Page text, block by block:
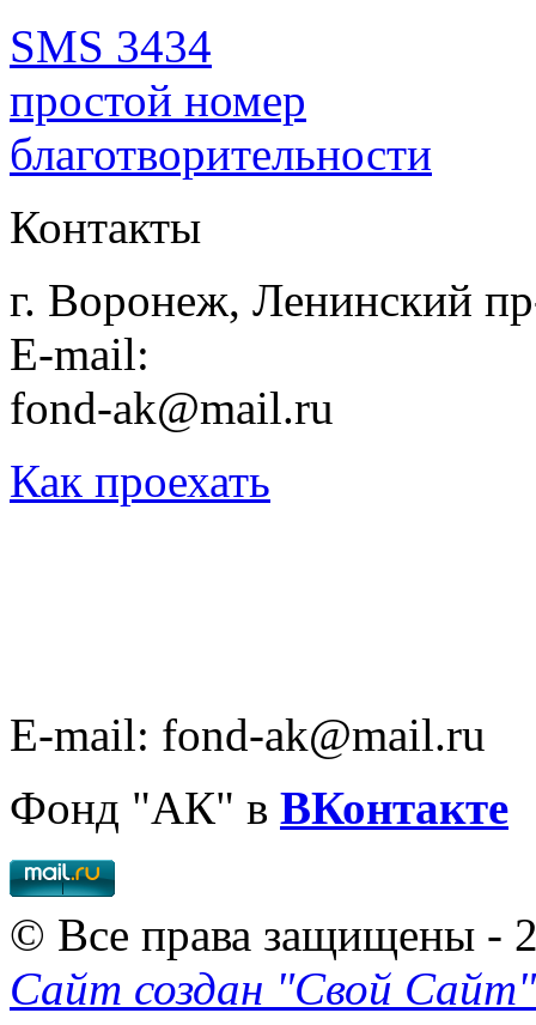
SMS 3434
простой номер
благотворительности
Контакты
г. Воронеж, Ленинский
E-mail:
fond-ak@mail.ru
Как проехать
E-mail: fond-ak@mail.ru
Фонд "АК" в ВКонтакте
© Все права защищены -
Сайт создан "Свой Сайт"